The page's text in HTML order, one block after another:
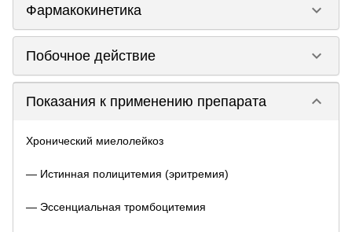
Фармакокинетика keyboard_arrow_down
Побочное действие keyboard_arrow_down
Показания к применению препарата keyboard_arrow_down
Хронический миелолейкоз
— Истинная полицитемия (эритремия)
— Эссенциальная тромбоцитемия